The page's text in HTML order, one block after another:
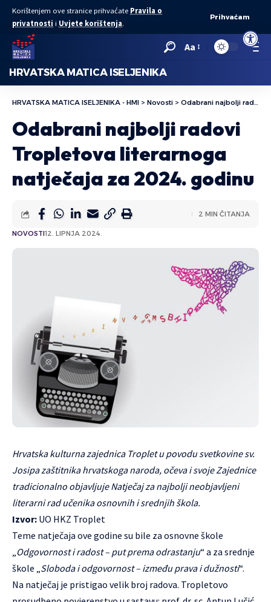
Open
Korištenjem ove stranice prihvaćate Pravila o
privatnosti i Uvjete korištenja.
Prihvaćam
Aa
HRVATSKA MATICA ISELJENIKA
HRVATSKA MATICA ISELJENIKA - HMI > Novosti > Odabrani najbolji radovi Tropletova literarnoga natječaja za 2024. godinu
Odabrani najbolji radovi
Tropletova literarnoga
natječaja za 2024. godinu
NOVOSTI12. LIPNJA 2024.
2 MIN ČITANJA
Hrvatska kulturna zajednica Tropletu povodu svetkovine sv.
Josipa zaštitnika hrvatskoga naroda, očeva i svoje Zajednice
tradicionalno objavljuje Natječaj za najbolji neobjavljeni
literarni rad učenika osnovnih i srednjih škola.
Izvor: UO HKZ Troplet
Teme natječaja ove godine su bile za osnovne škole
„Odgovornost i radost – put prema odrastanju“ a za srednje
škole „Sloboda i odgovornost – između prava i dužnosti“.
Na natječaj je pristigao velik broj radova. Tropletovo